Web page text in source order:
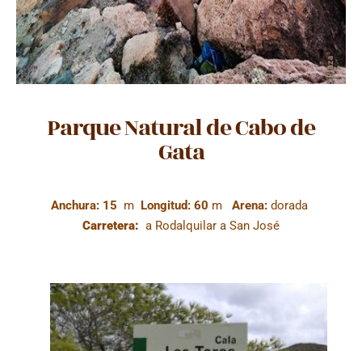
Parque Natural de Cabo de
Gata
Anchura: 15 m Longitud: 60 m Arena: dorada
Carretera: a Rodalquilar a San José